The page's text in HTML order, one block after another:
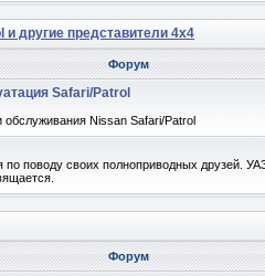
и другие представители 4x4
Форум
Safari/Patrol
обслуживания Nissan Safari/Patrol
поводу своих полноприводных друзей.
Форум